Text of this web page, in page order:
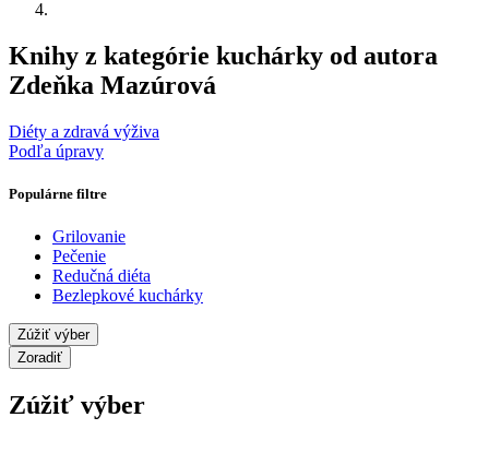
Knihy z kategórie kuchárky od autora
Zdeňka Mazúrová
Diéty a zdravá výživa
Podľa úpravy
Populárne filtre
Grilovanie
Pečenie
Redučná diéta
Bezlepkové kuchárky
Zúžiť výber
Zoradiť
Zúžiť výber